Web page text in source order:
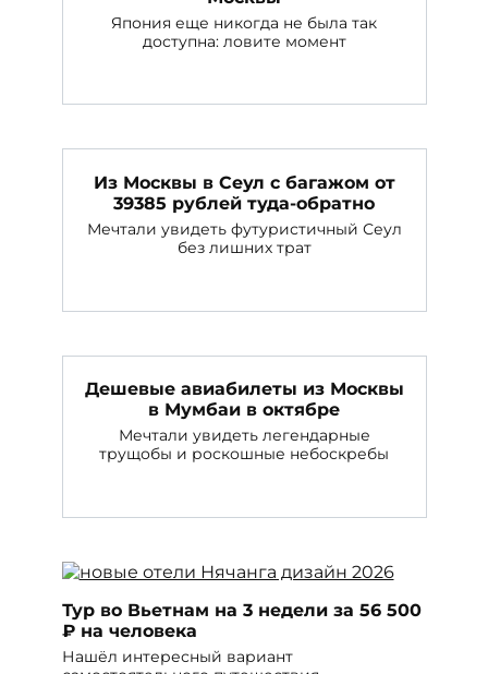
Япония еще никогда не была так
доступна: ловите момент
Из Москвы в Сеул с багажом от
39385 рублей туда-обратно
Мечтали увидеть футуристичный Сеул
без лишних трат
Дешевые авиабилеты из Москвы
в Мумбаи в октябре
Мечтали увидеть легендарные
трущобы и роскошные небоскребы
Тур во Вьетнам на 3 недели за 56 500
₽ на человека
Нашёл интересный вариант